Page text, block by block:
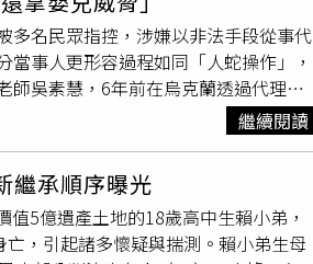
男於2020年7月帶黃男同來澎湖地區
杜男，仝男遂從杜女口中得知其妹單
男居間幫忙黃男與杜氏姐妹聯繫，
讓杜女之妹與黃男面談相關細節後，
服侍男人，深得我心，所以我向家人
把她接過來一起住，再照顧我的生活
多名民眾指控，涉嫌以非法手段從事代
事人更形容過程如同「人蛇操作」，
師吳素慧，6年前在烏克蘭透過代理孕
公開宣稱推動代理孕母合法化，並協助
地起價、行蹤不明、甚至非法操作等手
行取精手續，不料遇上俄烏戰爭，後
醫療單位洽談，卻在拿到第二筆款項
護照事宜」。投訴人A表示，後來才
」。A先生夫妻最終在2024年7月帶回
繼續閱讀
繼承順序曝光
5億遺產土地的18歲高中生賴小弟，
，引起諸多懷疑與揣測。賴小弟生母